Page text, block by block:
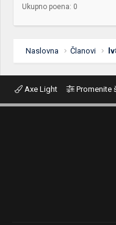
Ukupno poena: 0
Naslovna Članovi
Axe Light Promenite